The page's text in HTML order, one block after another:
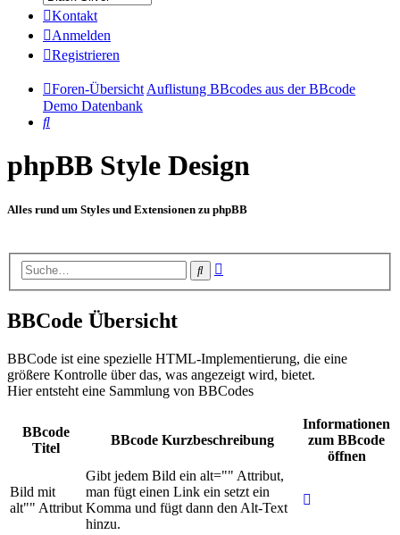
Kontakt
Anmelden
Registrieren
Foren-Übersicht Auflistung BBcodes aus der BBcode
Demo Datenbank
Suche
phpBB Style Design
Alles rund um Styles und Extensionen zu phpBB
Suche
BBCode Übersicht
BBCode ist eine spezielle HTML-Implementierung, die eine
größere Kontrolle über das, was angezeigt wird, bietet.
Hier entsteht eine Sammlung von BBCodes
BBcode
Titel
BBcode Kurzbeschreibung
Informationen
zum BBcode
öffnen
Bild mit
alt"" Attribut
Gibt jedem Bild ein alt="" Attribut,
man fügt einen Link ein setzt ein
Komma und fügt dann den Alt-Text
hinzu.